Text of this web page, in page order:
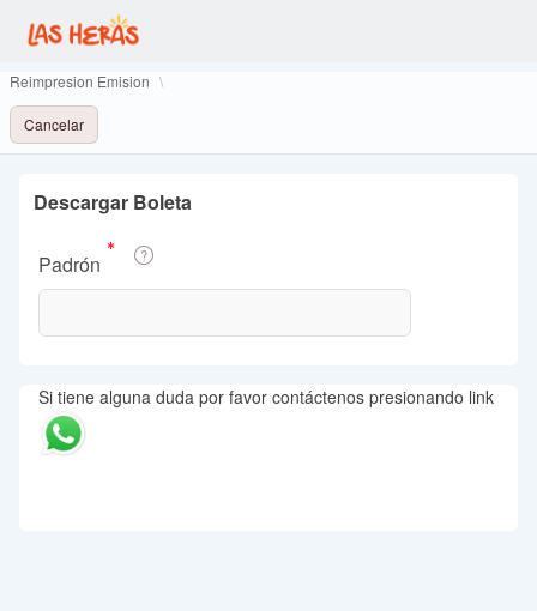
Reimpresion Emision
Botones
Cancelar
Descargar Boleta
Padrón (Valor
Necesario)
Si tiene alguna duda por favor contáctenos presionando link